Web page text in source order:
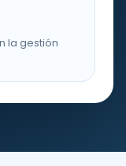
la gestión